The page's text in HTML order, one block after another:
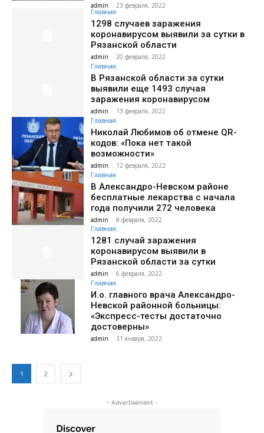
admin - 23 февраля, 2022
Главная
1298 случаев заражения
коронавирусом выявили за сутки в
Рязанской области
admin - 20 февраля, 2022
Главная
В Рязанской области за сутки
выявили еще 1493 случая
заражения коронавирусом
admin - 13 февраля, 2022
Главная
Николай Любимов об отмене QR-
кодов: «Пока нет такой
возможности»
admin - 12 февраля, 2022
Главная
В Александро-Невском районе
бесплатные лекарства с начала
года получили 272 человека
admin - 8 февраля, 2022
Главная
1281 случай заражения
коронавирусом выявили в
Рязанской области за сутки
admin - 6 февраля, 2022
Главная
И.о. главного врача Александро-
Невской районной больницы:
«Экспресс-тесты достаточно
достоверны»
admin - 31 января, 2022
1 2
- Advertisement -